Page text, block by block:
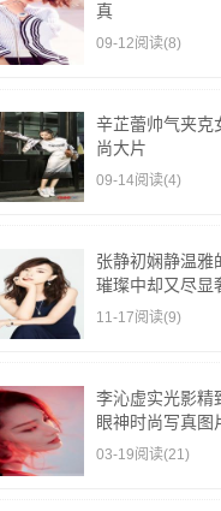
真
09-12阅读(8)
辛芷蕾帅气夹克
尚大片
09-14阅读(4)
张静初娴静温雅
璀璨中却又尽显
11-17阅读(9)
李沁虚实光影精
眼神时尚写真图
03-19阅读(21)